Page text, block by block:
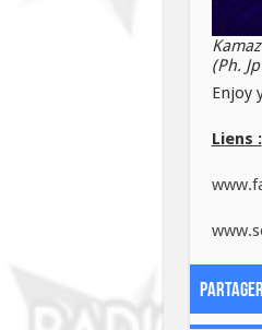
(Ph.
Enjoy
Liens :
Partager